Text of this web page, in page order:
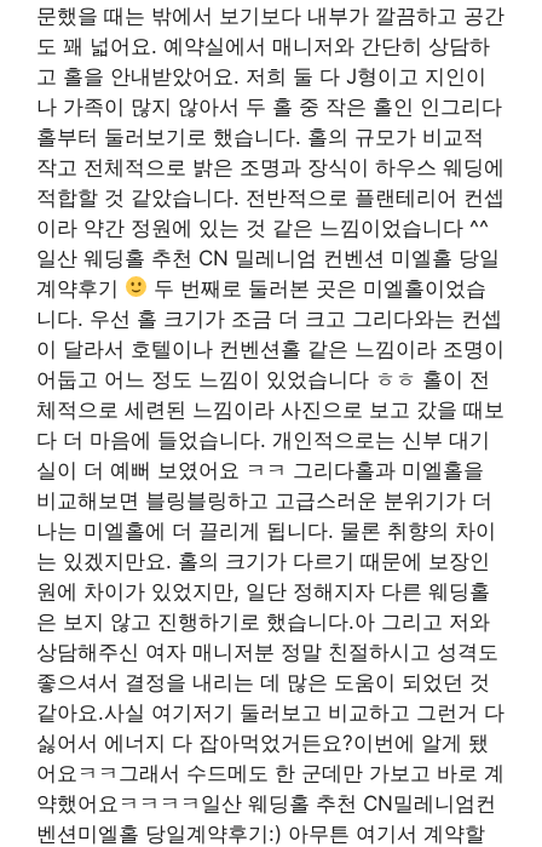
문했을 때는 밖에서 보기보다 내부가 깔끔하고 공간
도 꽤 넓어요. 예약실에서 매니저와 간단히 상담하
고 홀을 안내받았어요. 저희 둘 다 J형이고 지인이
나 가족이 많지 않아서 두 홀 중 작은 홀인 인그리다
홀부터 둘러보기로 했습니다. 홀의 규모가 비교적
작고 전체적으로 밝은 조명과 장식이 하우스 웨딩에
적합할 것 같았습니다. 전반적으로 플랜테리어 컨셉
이라 약간 정원에 있는 것 같은 느낌이었습니다 ^^
일산 웨딩홀 추천 CN 밀레니엄 컨벤션 미엘홀 당일
계약후기
두 번째로 둘러본 곳은 미엘홀이었습
니다. 우선 홀 크기가 조금 더 크고 그리다와는 컨셉
이 달라서 호텔이나 컨벤션홀 같은 느낌이라 조명이
어둡고 어느 정도 느낌이 있었습니다 ㅎㅎ 홀이 전
체적으로 세련된 느낌이라 사진으로 보고 갔을 때보
다 더 마음에 들었습니다. 개인적으로는 신부 대기
실이 더 예뻐 보였어요 ㅋㅋ 그리다홀과 미엘홀을
비교해보면 블링블링하고 고급스러운 분위기가 더
나는 미엘홀에 더 끌리게 됩니다. 물론 취향의 차이
는 있겠지만요. 홀의 크기가 다르기 때문에 보장인
원에 차이가 있었지만, 일단 정해지자 다른 웨딩홀
은 보지 않고 진행하기로 했습니다.아 그리고 저와
상담해주신 여자 매니저분 정말 친절하시고 성격도
좋으셔서 결정을 내리는 데 많은 도움이 되었던 것
같아요.사실 여기저기 둘러보고 비교하고 그런거 다
싫어서 에너지 다 잡아먹었거든요?이번에 알게 됐
어요ㅋㅋ그래서 수드메도 한 군데만 가보고 바로 계
약했어요ㅋㅋㅋㅋ일산 웨딩홀 추천 CN밀레니엄컨
벤션미엘홀 당일계약후기:) 아무튼 여기서 계약할